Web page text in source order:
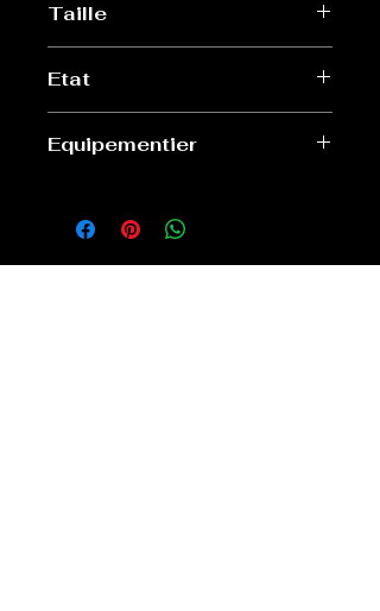
Taille
Etat
Equipementier